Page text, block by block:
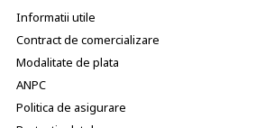
Informatii utile
Contract de comercializare
Modalitate de plata
ANPC
Politica de asigurare